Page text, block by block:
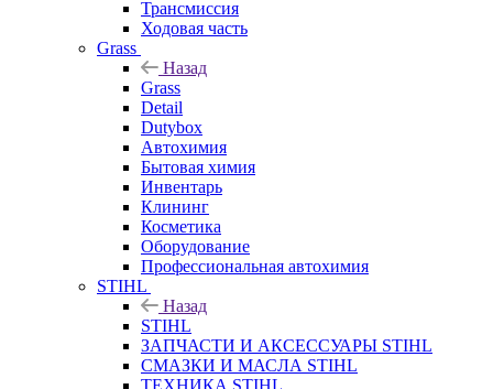
Трансмиссия
Ходовая часть
Grass
Назад
Grass
Detail
Dutybox
Автохимия
Бытовая химия
Инвентарь
Клининг
Косметика
Оборудование
Профессиональная автохимия
STIHL
Назад
STIHL
ЗАПЧАСТИ И АКСЕССУАРЫ STIHL
СМАЗКИ И МАСЛА STIHL
ТЕХНИКА STIHL